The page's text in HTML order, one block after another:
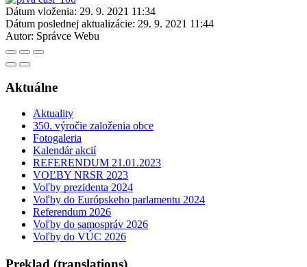
Dátum vloženia: 29. 9. 2021 11:34
Dátum poslednej aktualizácie: 29. 9. 2021 11:44
Autor: Správce Webu
Aktuálne
Aktuality
350. výročie založenia obce
Fotogaleria
Kalendár akcií
REFERENDUM 21.01.2023
VOĽBY NRSR 2023
Voľby prezidenta 2024
Voľby do Európskeho parlamentu 2024
Referendum 2026
Voľby do samospráv 2026
Voľby do VÚC 2026
Preklad (translations)